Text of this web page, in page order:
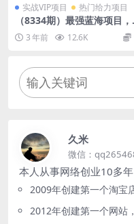
实战VIP项目 热门给力项目
（8334期）最强蓝海项目，
红书商单！长期稳定，7天变
现，商单分配，月入过万
3 年前 12.6K
久米
微信：
本人从事网络创业10多
2009年创建第一个淘宝
2012年创建第一个网站